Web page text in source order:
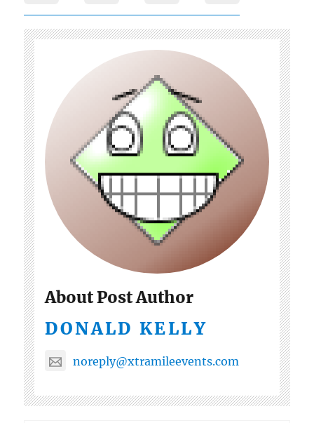
About Post Author
DONALD KELLY
noreply@xtramileevents.com